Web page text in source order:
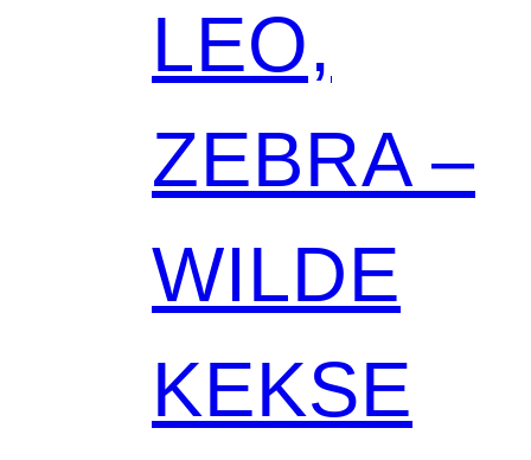
LEO,
ZEBRA –
WILDE
KEKSE